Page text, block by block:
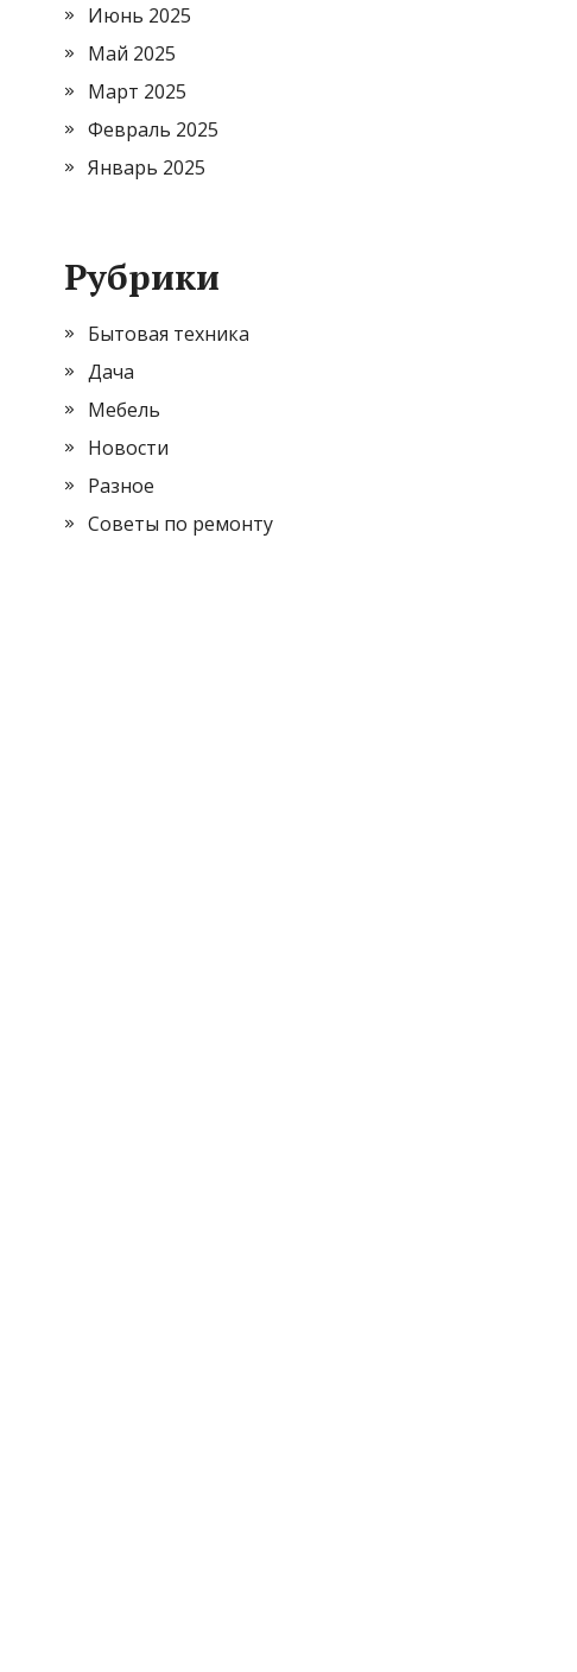
Июнь 2025
Май 2025
Март 2025
Февраль 2025
Январь 2025
Рубрики
Бытовая техника
Дача
Мебель
Новости
Разное
Советы по ремонту